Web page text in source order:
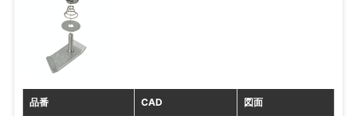
品番 CAD 図面